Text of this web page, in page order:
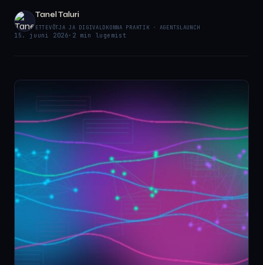
Tanel Taluri
ETTEVÕTJA JA DIGIVALDKONNA PRAKTIK · AGENTSLAUNCH
15. juuni 2026· 2 min lugemist